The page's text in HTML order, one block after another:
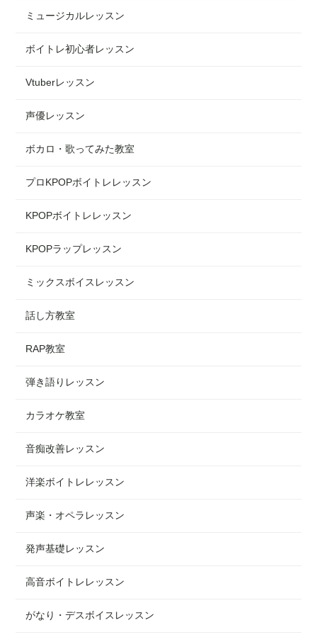
ミュージカルレッスン
ボイトレ初心者レッスン
Vtuberレッスン
声優レッスン
ボカロ・歌ってみた教室
プロKPOPボイトレレッスン
KPOPボイトレレッスン
KPOPラップレッスン
ミックスボイスレッスン
話し方教室
RAP教室
弾き語りレッスン
カラオケ教室
音痴改善レッスン
洋楽ボイトレレッスン
声楽・オペラレッスン
発声基礎レッスン
高音ボイトレレッスン
がなり・デスボイスレッスン